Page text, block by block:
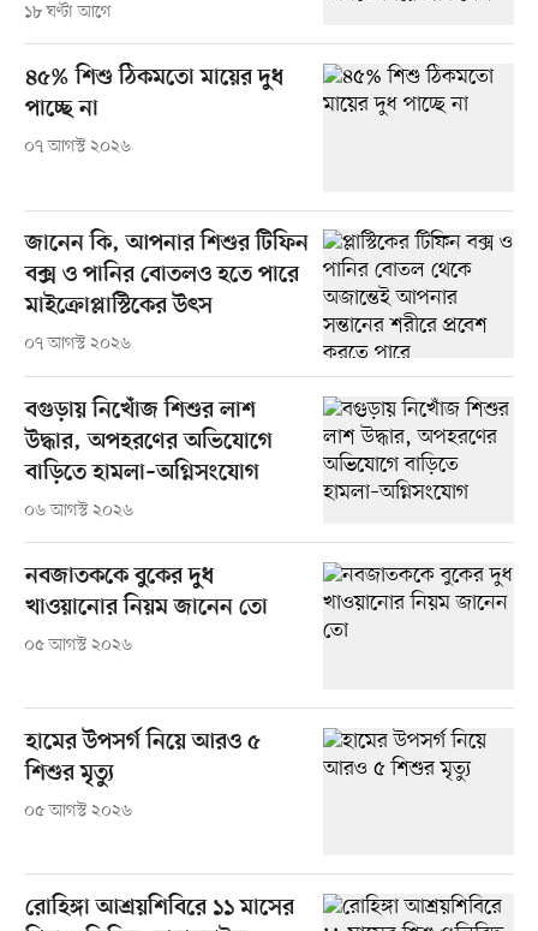
১৮ ঘণ্টা আগে
৪৫% শিশু ঠিকমতো মায়ের দুধ
পাচ্ছে না
০৭ আগস্ট ২০২৬
জানেন কি, আপনার শিশুর টিফিন
বক্স ও পানির বোতলও হতে পারে
মাইক্রোপ্লাস্টিকের উৎস
০৭ আগস্ট ২০২৬
বগুড়ায় নিখোঁজ শিশুর লাশ
উদ্ধার, অপহরণের অভিযোগে
বাড়িতে হামলা–অগ্নিসংযোগ
০৬ আগস্ট ২০২৬
নবজাতককে বুকের দুধ
খাওয়ানোর নিয়ম জানেন তো
০৫ আগস্ট ২০২৬
হামের উপসর্গ নিয়ে আরও ৫
শিশুর মৃত্যু
০৫ আগস্ট ২০২৬
রোহিঙ্গা আশ্রয়শিবিরে ১১ মাসের